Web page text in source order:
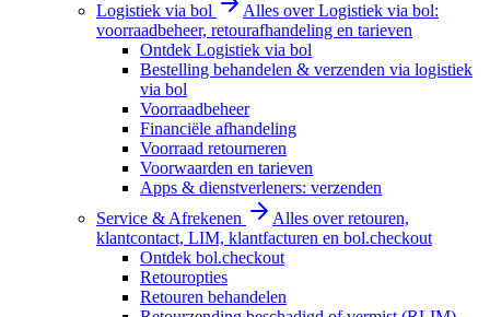
Logistiek via bol
Alles over Logistiek via bol:
voorraadbeheer, retourafhandeling en tarieven
Ontdek Logistiek via bol
Bestelling behandelen & verzenden via logistiek
via bol
Voorraadbeheer
Financiële afhandeling
Voorraad retourneren
Voorwaarden en tarieven
Apps & dienstverleners: verzenden
Service & Afrekenen
Alles over retouren,
klantcontact, LIM, klantfacturen en bol.checkout
Ontdek bol.checkout
Retouropties
Retouren behandelen